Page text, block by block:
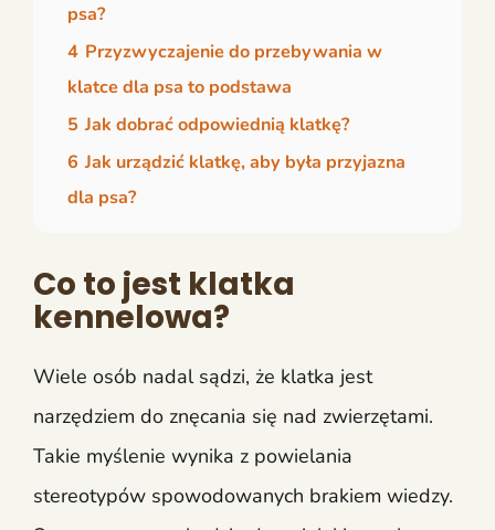
psa?
4 Przyzwyczajenie do przebywania w
klatce dla psa to podstawa
5 Jak dobrać odpowiednią klatkę?
6 Jak urządzić klatkę, aby była przyjazna
dla psa?
Co to jest klatka
kennelowa?
Wiele osób nadal sądzi, że klatka jest
narzędziem do znęcania się nad zwierzętami.
Takie myślenie wynika z powielania
stereotypów spowodowanych brakiem wiedzy.